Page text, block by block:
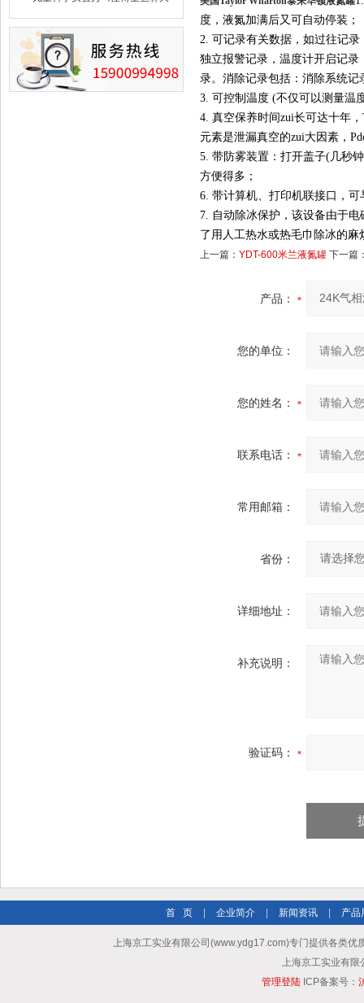
及
度，液氮加满后又可自动停装；
2. 可记录有关数据，如过往记
独立报警记录，温度计开启记
录。消除记录包括：消除系统
3. 可控制温度 (不仅可以测量温
4. 真空保养时间zui长可达十年
元素是泄漏真空的zui大因素，
5. 带防雾装置：打开盖子(几秒
方便得多；
6. 带计算机、打印机联接口，
7. 自动除冰保护，该设备由于
了用人工热水或热毛巾除冰的麻
上一篇： YDT-600米兰液氮罐 下一篇
产品：
您的单位：
您的姓名：
联系电话：
常用邮箱：
省份：
详细地址：
补充说明：
验证码：
首 页 企业简介 新闻资讯 产品
上海京工实业有限公司(www.ydg17.com)专门提供各类优
上海京工实业有限
管理登陆ICP备案号：